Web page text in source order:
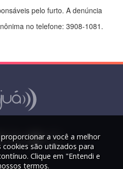
pelo furto. A denúncia
no telefone: 3908-1081.
a você a melhor
cookies são utilizados para
Clique em "Entendi e
termos.